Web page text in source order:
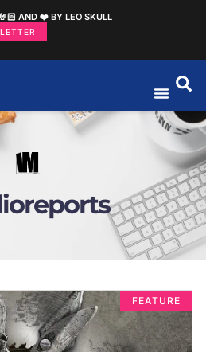
AND ❤️ BY LEO SKULL
FEATURE